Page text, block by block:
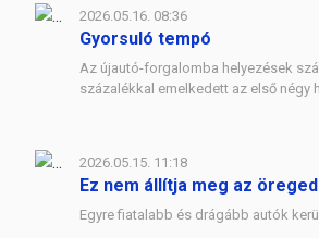
2026.05.16. 08:36
Gyorsuló tempó
Az újautó-forgalomba helyezések
százalékkal emelkedett az első négy
2026.05.15. 11:18
Ez nem állítja meg az
Egyre fiatalabb és drágább autók